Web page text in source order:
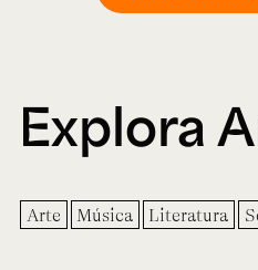
Explora
Arte Música Literatura